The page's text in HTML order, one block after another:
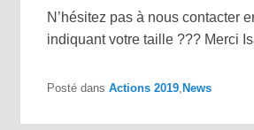
N’hésitez pas à nous contacter
indiquant votre taille ??? Merci
Posté dans Actions 2019, News